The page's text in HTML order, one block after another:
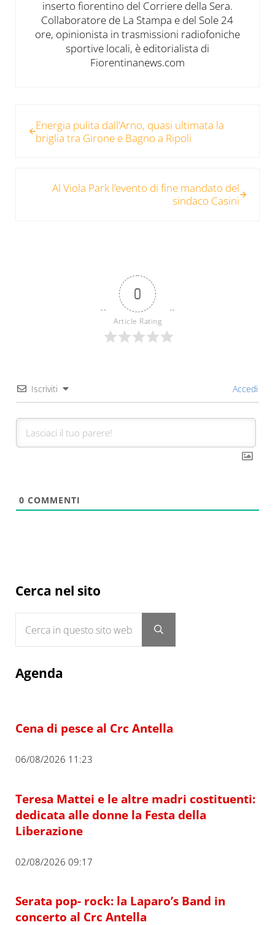
inserto fiorentino del Corriere della Sera.
Collaboratore de La Stampa e del Sole 24
ore, opinionista in trasmissioni radiofoniche
sportive locali, è editorialista di
Fiorentinanews.com
Energia pulita dall’Arno, quasi ultimata la
briglia tra Girone e Bagno a Ripoli
Al Viola Park l’evento di fine mandato del
sindaco Casini
0
Article Rating
Iscriviti Accedi
0 COMMENTI
Sidebar
Cerca nel sito
Submit search
Agenda
Cena di pesce al Crc Antella
06/08/2026 11:23
Teresa Mattei e le altre madri costituenti:
dedicata alle donne la Festa della
Liberazione
02/08/2026 09:17
Serata pop- rock: la Laparo’s Band in
concerto al Crc Antella